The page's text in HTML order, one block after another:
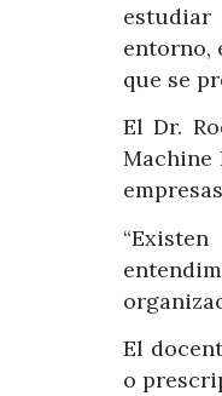
estudiar
entorno,
que se
El Dr.
Machine
El
o